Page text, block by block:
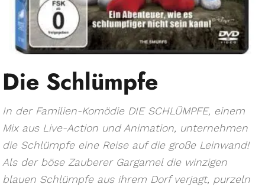
Die Schlümpfe
In der Familien-Komödie DIE SCHLÜMPFE, einem
Mix aus Live-Action und Animation, unternehmen
die Schlümpfe eine Reise auf die große Leinwand!
Als der böse Zauberer Gargamel die winzigen
blauen Schlümpfe aus ihrem Dorf verjagt, purzeln